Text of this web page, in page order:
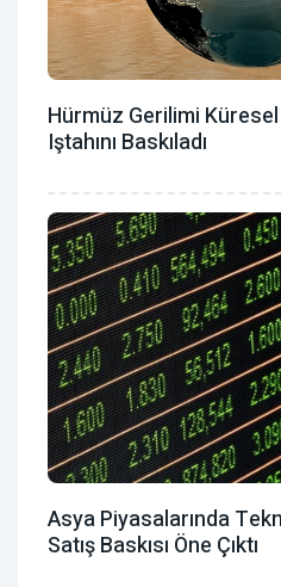
Hürmüz Gerilimi
Iştahını Baskıladı
Asya Piyasalarında
Satış Baskısı Öne Çıktı